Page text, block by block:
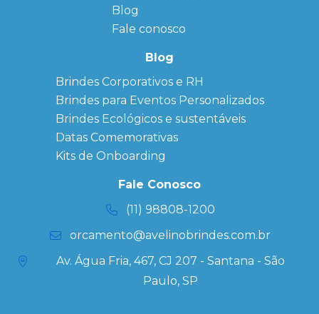
Personalizado
personalizados
Brindes
Corporativos
Copos Térmicos
Personalizados
Datas Especiais
Ecobag
Personalizada
Kits
Blog
Fale conosco
Blog
Brindes Corporativos e RH
Brindes para Eventos Personalizados
Brindes Ecológicos e sustentáveis
Datas Comemorativas
Kits de Onboarding
Fale Conosco
(11) 98808-1200
orcamento@avelinobrindes.com.br
Av. Água Fria, 467, CJ 207 - Santana - São
Paulo, SP